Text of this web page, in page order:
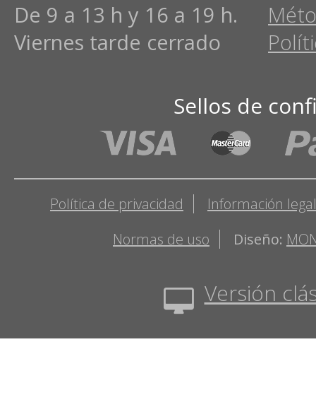
De 9 a 13 h y 16 a 19 h.
Viernes tarde cerrado
Sellos de
Política de privacidad
Información legal
Normas de uso
Diseño:
Versión